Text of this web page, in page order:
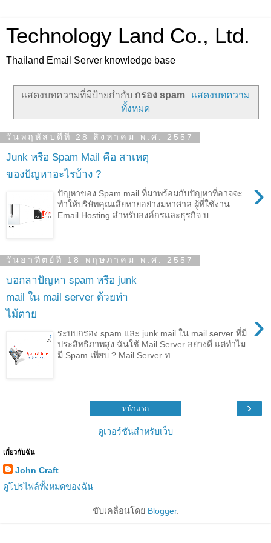
Technology Land Co., Ltd.
Thailand Email Server knowledge base
แสดงบทความที่มีป้ายกำกับ กรอง spam
แสดงบทความ
ทั้งหมด
วันพฤหัสบดีที่ 28 สิงหาคม พ.ศ. 2557
Junk หรือ Spam Mail คือ สาเหตุ
ของปัญหาอะไรบ้าง ?
›
ปัญหาของ Spam mail ที่มาพร้อมกับปัญหาที่อาจจะ
ทำให้บริษัทคุณเสียหายอย่างมหาศาล ผู้ที่ใช้งาน
Email Hosting สำหรับองค์กรและธุรกิจ บ...
วันอาทิตย์ที่ 18 พฤษภาคม พ.ศ. 2557
บอกลาปัญหา spam หรือ junk
mail ใน mail server ด้วยท่า
ไม้ตาย
›
ระบบกรอง spam และ junk mail ใน mail server ที่มี
ประสิทธิภาพสูง ฉันใช้ Mail Server อย่างดี แต่ทำไม
มี Spam เพียบ ? Mail Server ท...
›
หน้าแรก
ดูเวอร์ชันสำหรับเว็บ
เกี่ยวกับฉัน
John Craft
ดูโปรไฟล์ทั้งหมดของฉัน
ขับเคลื่อนโดย Blogger.